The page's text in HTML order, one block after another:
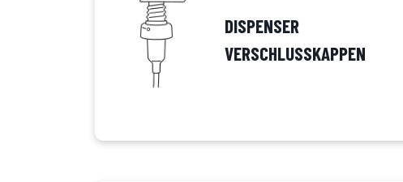
DISPENSER
VERSCHLUSSKAPPEN